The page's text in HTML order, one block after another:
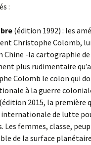
:
(édition 1992) : les
Christophe Colomb,
Chine -la cartographie
plus rudimentaire
Colomb le colon qui
à la guerre
(édition 2015, la première
internationale de lutte
Les femmes, classe,
de la surface